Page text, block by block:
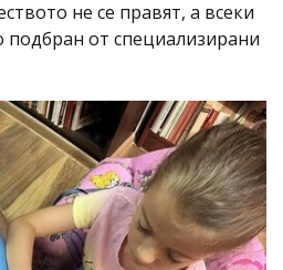
не се правят, а всеки
от специализирани